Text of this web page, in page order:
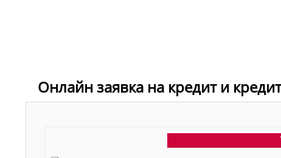
Онлайн заявка на кредит и